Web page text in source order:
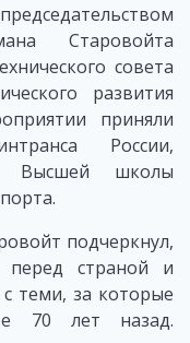
Старовойта
совета
развития
приняли
России,
Высшей школы
подчеркнул,
перед страной и
теми, за которые
70 лет назад.